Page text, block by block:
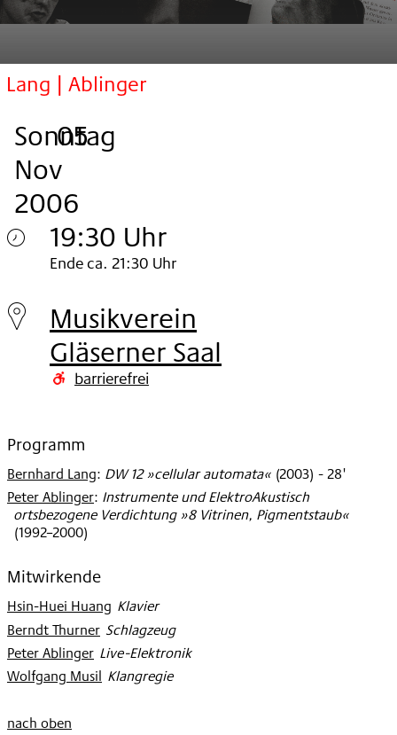
Lang | Ablinger
Sonntag
, 05
.
Nov
2006
.
19:30 Uhr
Sonntag
05.
Nov
2006
Ende ca. 21:30 Uhr
Musikverein
Gläserner Saal
barrierefrei
Programm
Bernhard Lang: DW 12 »cellular automata« (2003) - 28'
Peter Ablinger: Instrumente und ElektroAkustisch
ortsbezogene Verdichtung »8 Vitrinen, Pigmentstaub«
(1992–2000)
Mitwirkende
Hsin-Huei Huang: Klavier
Berndt Thurner
: Schlagzeug
Peter Ablinger
: Live-Elektronik
Wolfgang Musil: Klangregie
nach oben